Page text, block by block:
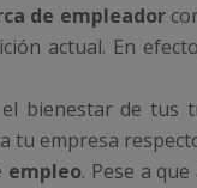
de empleador
actual. En
bienestar de tus
empresa
empleo. Pese a